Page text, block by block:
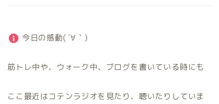
今日の感動( ´∀｀)
筋トレ中や、ウォーク中、ブログを書いている時にも
ここ最近はコテンラジオを見たり、聴いたりしていま